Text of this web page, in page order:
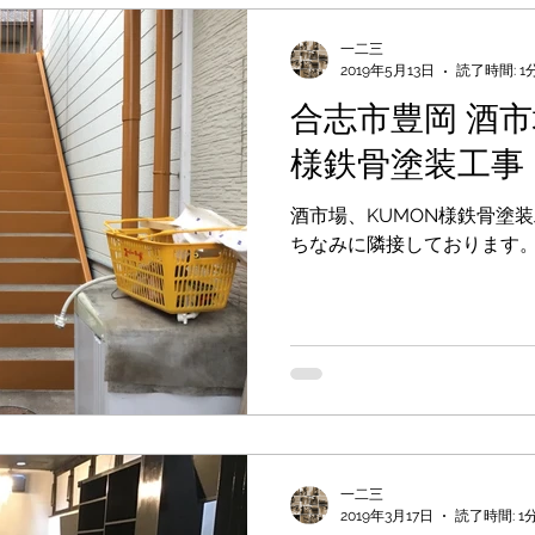
キロン張り替え 外塀塗装
テナント塗装工事 洗浄工事 フロアタイ
鉄部塗装 基礎塗装 錆止め フローリ
屋根上塗り 遮熱塗装
取替え
合志市豊岡 酒
様鉄骨塗装工事
酒市場、KUMON様鉄骨塗
ちなみに隣接しております
一二三
2019年5月13日
読了時間: 1
一二三
2019年3月17日
読了時間: 1